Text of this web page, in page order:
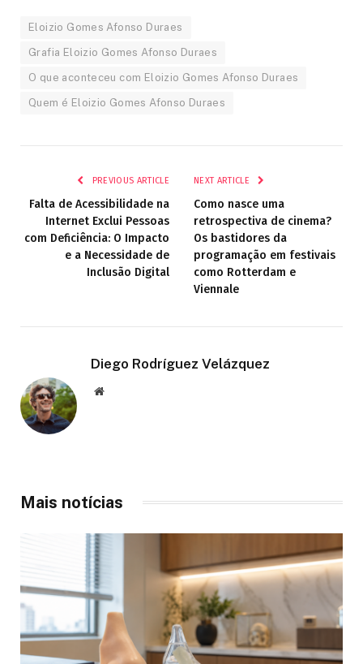
Eloizio Gomes Afonso Duraes
Grafia Eloizio Gomes Afonso Duraes
O que aconteceu com Eloizio Gomes Afonso Duraes
Quem é Eloizio Gomes Afonso Duraes
PREVIOUS ARTICLE
Falta de Acessibilidade na
Internet Exclui Pessoas
com Deficiência: O Impacto
e a Necessidade de
Inclusão Digital
NEXT ARTICLE
Como nasce uma
retrospectiva de cinema?
Os bastidores da
programação em festivais
como Rotterdam e
Viennale
Diego Rodríguez Velázquez
Website
Mais notícias